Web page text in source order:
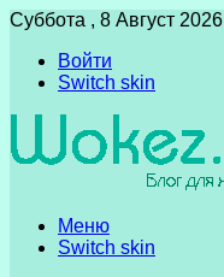
Суббота , 8 Август 2026
Войти
Switch skin
Меню
Switch skin